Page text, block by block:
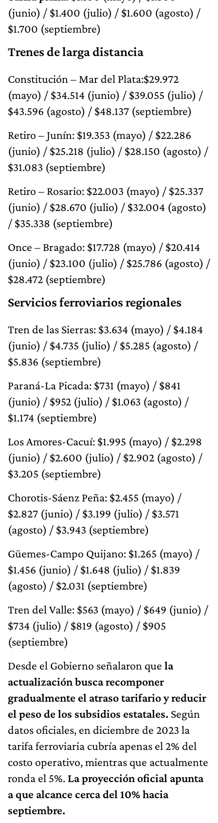
(junio) / $1.400 (julio) / $1.600 (agosto) /
$1.700 (septiembre)
Trenes de larga distancia
Constitución – Mar del Plata:$29.972
(mayo) / $34.514 (junio) / $39.055 (julio) /
$43.596 (agosto) / $48.137 (septiembre)
Retiro – Junín: $19.353 (mayo) / $22.286
(junio) / $25.218 (julio) / $28.150 (agosto) /
$31.083 (septiembre)
Retiro – Rosario: $22.003 (mayo) / $25.337
(junio) / $28.670 (julio) / $32.004 (agosto)
/ $35.338 (septiembre)
Once – Bragado: $17.728 (mayo) / $20.414
(junio) / $23.100 (julio) / $25.786 (agosto) /
$28.472 (septiembre)
Servicios ferroviarios regionales
Tren de las Sierras: $3.634 (mayo) / $4.184
(junio) / $4.735 (julio) / $5.285 (agosto) /
$5.836 (septiembre)
Paraná-La Picada: $731 (mayo) / $841
(junio) / $952 (julio) / $1.063 (agosto) /
$1.174 (septiembre)
Los Amores-Cacuí: $1.995 (mayo) / $2.298
(junio) / $2.600 (julio) / $2.902 (agosto) /
$3.205 (septiembre)
Chorotis-Sáenz Peña: $2.455 (mayo) /
$2.827 (junio) / $3.199 (julio) / $3.571
(agosto) / $3.943 (septiembre)
Güemes-Campo Quijano: $1.265 (mayo) /
$1.456 (junio) / $1.648 (julio) / $1.839
(agosto) / $2.031 (septiembre)
Tren del Valle: $563 (mayo) / $649 (junio) /
$734 (julio) / $819 (agosto) / $905
(septiembre)
Desde el Gobierno señalaron que la
actualización busca recomponer
gradualmente el atraso tarifario y reducir
el peso de los subsidios estatales. Según
datos oficiales, en diciembre de 2023 la
tarifa ferroviaria cubría apenas el 2% del
costo operativo, mientras que actualmente
ronda el 5%. La proyección oficial apunta
a que alcance cerca del 10% hacia
septiembre.